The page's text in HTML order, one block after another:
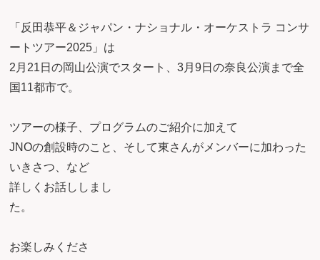
「反田恭平＆ジャパン・ナショナル・オーケストラ コンサ
ートツアー2025」は
2月21日の岡山公演でスタート、3月9日の奈良公演まで全
国11都市で。
ツアーの様子、プログラムのご紹介に加えて
JNOの創設時のこと、そして東さんがメンバーに加わった
いきさつ、など
詳しくお話ししまし
た
お楽しみくださ